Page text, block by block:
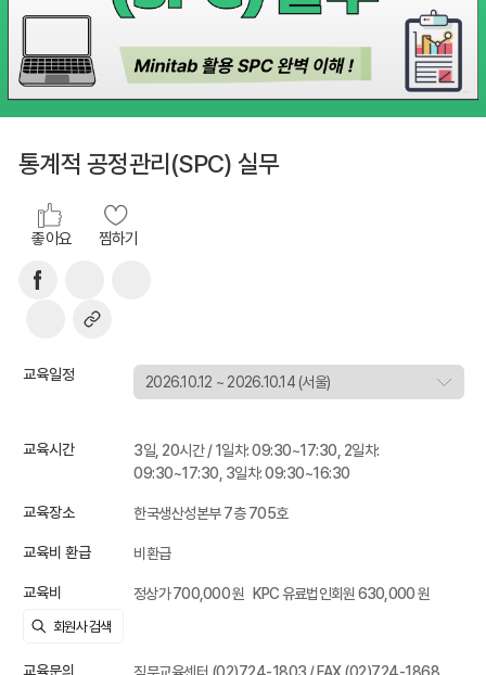
통계적 공정관리(SPC) 실무
좋아요 찜하기
교육일정
교육시간
3일, 20시간 / 1일차: 09:30~17:30, 2일차:
09:30~17:30, 3일차: 09:30~16:30
교육장소 한국생산성본부 7층 705호
교육비 환급 비환급
교육비 정상가 700,000 원 KPC 유료법인회원 630,000 원
교육문의